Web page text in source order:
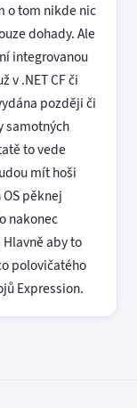
o tom nikde nic
dohady. Ale
integrovanou
v .NET CF či
později či
samotných
to vede
mít hoši
pěknej
nakonec
aby to
polovičatého
Expression.